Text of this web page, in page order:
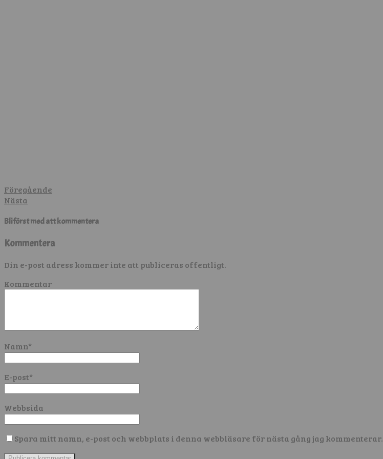
Föregående
Nästa
Bli först med att kommentera
Kommentera
Din e-post adress kommer inte att publiceras offentligt.
Kommentar
Namn*
E-post*
Webbsida
Spara mitt namn, e-post och webbplats i denna webbläsare för nästa gång jag kommenterar.